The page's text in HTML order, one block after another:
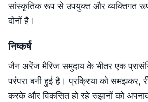
सांस्कृतिक रूप से उपयुक्त और व्यक्तिगत
दोनों है।
निष्कर्ष
जैन अरेंज मैरिज समुदाय के भीतर एक
परंपरा बनी हुई है। प्रक्रिया को समझकर,
करके और विकसित हो रहे रुझानों को